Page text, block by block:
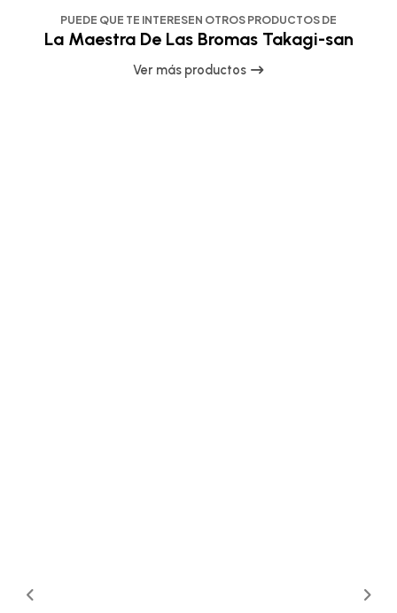
PUEDE QUE TE INTERESEN OTROS PRODUCTOS DE
La Maestra De Las Bromas Takagi-san
Ver más productos